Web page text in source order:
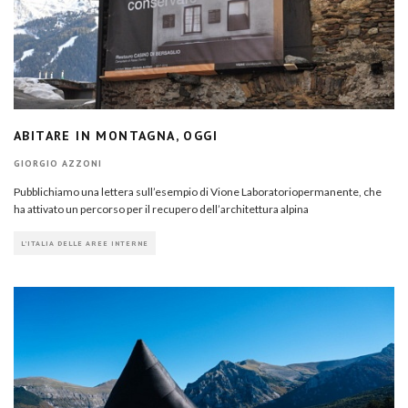
ABITARE IN MONTAGNA, OGGI
GIORGIO AZZONI
Pubblichiamo una lettera sull’esempio di Vione Laboratoriopermanente, che
ha attivato un percorso per il recupero dell’architettura alpina
L'ITALIA DELLE AREE INTERNE